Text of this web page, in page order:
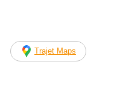
Trajet Maps